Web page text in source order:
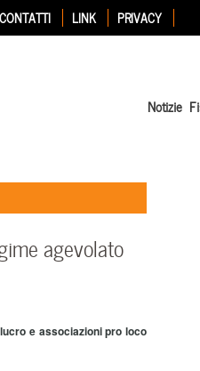
CONTATTI LINK PRIVACY
Notizie
agevolato
e associazioni pro loco